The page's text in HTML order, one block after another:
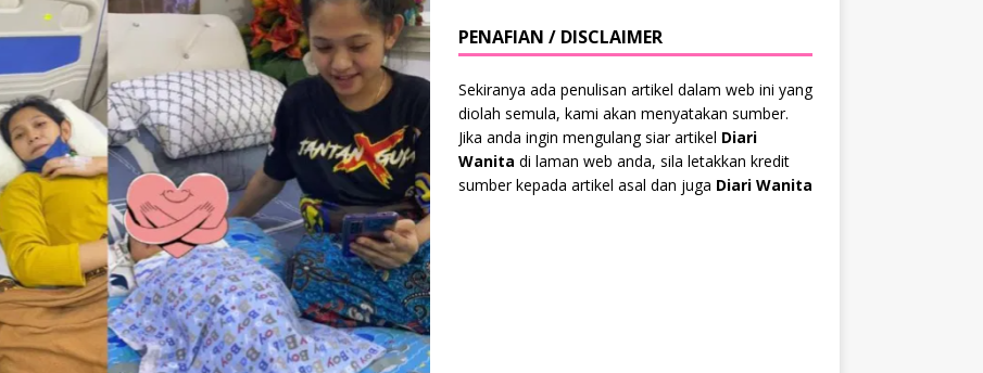
PENAFIAN / DISCLAIMER
Sekiranya ada penulisan artikel dalam web ini yang
diolah semula, kami akan menyatakan sumber.
Jika anda ingin mengulang siar artikel Diari
Wanita di laman web anda, sila letakkan kredit
sumber kepada artikel asal dan juga Diari Wanita